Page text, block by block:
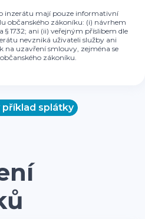
inzerátu mají pouze informativní
občanského zákoníku: (i) návrhem
§ 1732; ani (ii) veřejným příslibem dle
nevzniká uživateli služby ani
uzavření smlouvy, zejména se
zákoníku.
příklad splátky